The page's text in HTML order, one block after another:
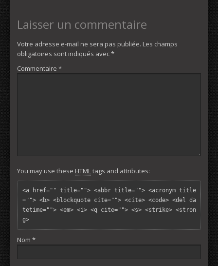
Laisser un commentaire
Votre adresse e-mail ne sera pas publiée. Les champs
obligatoires sont indiqués avec*
Commentaire *
You may use these HTMLtags and attributes:
<a href="" title=""> <abbr title=""> <acronym title
=""> <b> <blockquote cite=""> <cite> <code> <del da
tetime=""> <em> <i> <q cite=""> <s> <strike> <stron
g>
Nom *